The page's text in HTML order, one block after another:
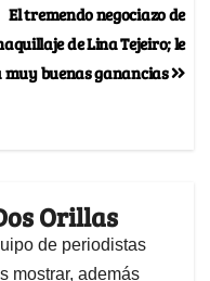
El tremendo negociazo de
de Lina Tejeiro; le
muy buenas ganancias
Orillas
de periodistas
mostrar, además